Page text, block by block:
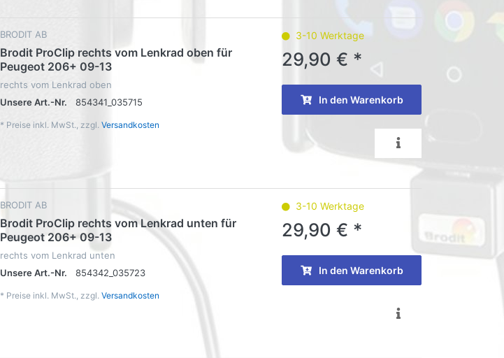
BRODIT AB
Brodit ProClip rechts vom Lenkrad oben für
Peugeot 206+ 09-13
rechts vom Lenkrad oben
Unsere Art.-Nr.
854341_035715
* Preise inkl. MwSt., zzgl. Versandkosten
3-10 Werktage
29,90 € *
In den Warenkorb
BRODIT AB
Brodit ProClip rechts vom Lenkrad unten für
Peugeot 206+ 09-13
rechts vom Lenkrad unten
Unsere Art.-Nr.
854342_035723
* Preise inkl. MwSt., zzgl. Versandkosten
3-10 Werktage
29,90 € *
In den Warenkorb